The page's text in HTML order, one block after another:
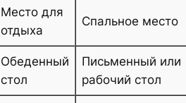
Место для
отдыха
Спальное место
Обеденный
стол
Письменный или
рабочий стол